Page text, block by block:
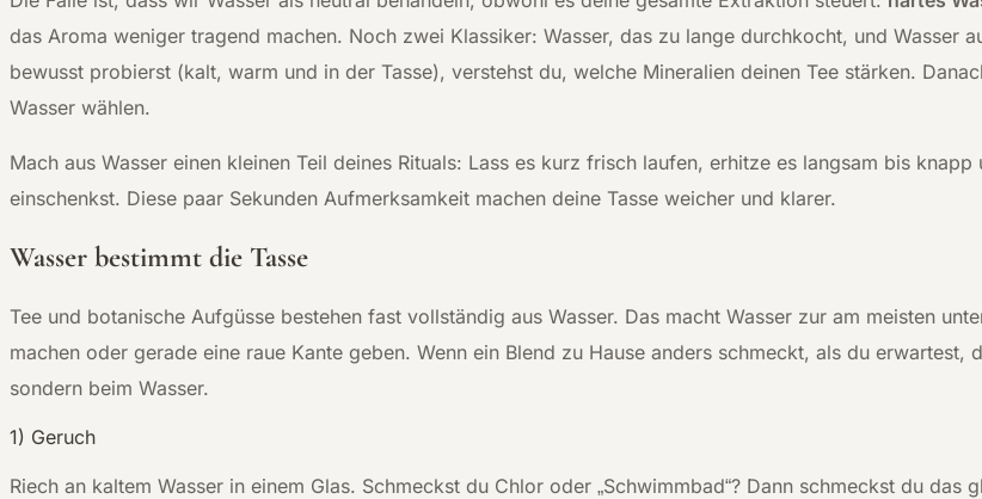
das Aroma weniger tragend machen. Noch zwei Klassiker: Wasser, das zu lange durchkocht, und Wasser
bewusst probierst (kalt, warm und in der Tasse), verstehst du, welche Mineralien deinen Tee stärken.
Wasser wählen.
Mach aus Wasser einen kleinen Teil deines Rituals: Lass es kurz frisch laufen, erhitze es langsam bis
einschenkst. Diese paar Sekunden Aufmerksamkeit machen deine Tasse weicher und klarer.
Wasser bestimmt die Tasse
Tee und botanische Aufgüsse bestehen fast vollständig aus Wasser. Das macht Wasser zur am meisten
machen oder gerade eine raue Kante geben. Wenn ein Blend zu Hause anders schmeckt, als du erwartest,
sondern beim Wasser.
1) Geruch
Riech an kaltem Wasser in einem Glas. Schmeckst du Chlor oder „Schwimmbad“? Dann schmeckst du das